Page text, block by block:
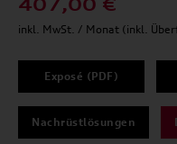
407,00 €
inkl. MwSt. / Monat (inkl.
Exposé (PDF)
Nachrüstlösungen